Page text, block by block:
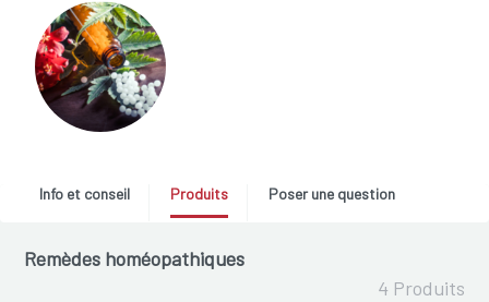
Info et conseil Produits Poser une question
Remèdes homéopathiques
4 Produits